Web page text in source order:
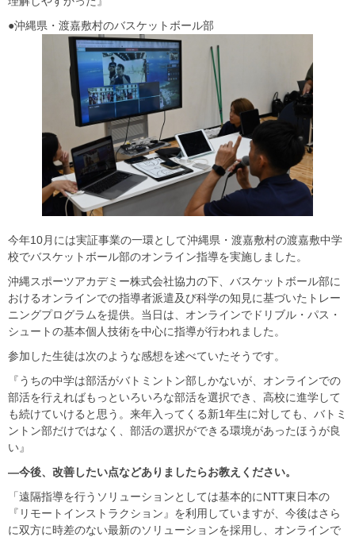
●沖縄県・渡嘉敷村のバスケットボール部
今年10月には実証事業の一環として沖縄県・渡嘉敷村の渡嘉敷中学
校でバスケットボール部のオンライン指導を実施しました。
沖縄スポーツアカデミー株式会社協力の下、バスケットボール部に
おけるオンラインでの指導者派遣及び科学の知見に基づいたトレー
ニングプログラムを提供。当日は、オンラインでドリブル・パス・
シュートの基本個人技術を中心に指導が行われました。
参加した生徒は次のような感想を述べていたそうです。
『うちの中学は部活がバトミントン部しかないが、オンラインでの
部活を行えればもっといろいろな部活を選択でき、高校に進学して
も続けていけると思う。来年入ってくる新1年生に対しても、バトミ
ントン部だけではなく、部活の選択ができる環境があったほうが良
い』
―今後、改善したい点などありましたらお教えください。
「遠隔指導を行うソリューションとしては基本的にNTT東日本の
『リモートインストラクション』を利用していますが、今後はさら
に双方に時差のない最新のソリューションを採用し、オンラインで